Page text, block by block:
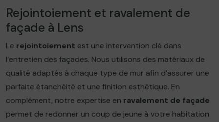
Rejointoiement et ravalement de
façade à Lens
Le rejointoiement est une intervention clé dans
l’entretien des façades. Nous utilisons des matériaux de
qualité adaptés à chaque type de mur afin d’assurer une
parfaite étanchéité et une finition esthétique. En
complément, notre expertise en ravalement de façade
permet de redonner un coup de jeune à votre habitation